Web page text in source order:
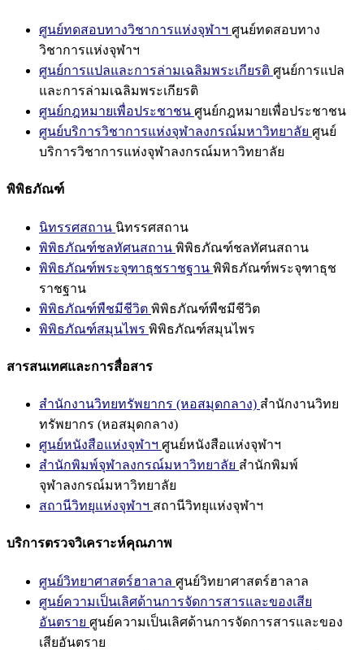
ศูนย์ทดสอบทางวิชาการแห่งจุฬาฯ ศูนย์ทดสอบทาง
วิชาการแห่งจุฬาฯ
ศูนย์การแปลและการล่ามเฉลิมพระเกียรติ ศูนย์การแปล
และการล่ามเฉลิมพระเกียรติ
ศูนย์กฎหมายเพื่อประชาชน ศูนย์กฎหมายเพื่อประชาชน
ศูนย์บริการวิชาการแห่งจุฬาลงกรณ์มหาวิทยาลัย ศูนย์
บริการวิชาการแห่งจุฬาลงกรณ์มหาวิทยาลัย
พิพิธภัณฑ์
นิทรรศสถาน นิทรรศสถาน
พิพิธภัณฑ์ชลทัศนสถาน พิพิธภัณฑ์ชลทัศนสถาน
พิพิธภัณฑ์พระจุฑาธุชราชฐาน พิพิธภัณฑ์พระจุฑาธุช
ราชฐาน
พิพิธภัณฑ์พืชมีชีวิต พิพิธภัณฑ์พืชมีชีวิต
พิพิธภัณฑ์สมุนไพร พิพิธภัณฑ์สมุนไพร
สารสนเทศและการสื่อสาร
สำนักงานวิทยทรัพยากร (หอสมุดกลาง) สำนักงานวิทย
ทรัพยากร (หอสมุดกลาง)
ศูนย์หนังสือแห่งจุฬาฯ ศูนย์หนังสือแห่งจุฬาฯ
สำนักพิมพ์จุฬาลงกรณ์มหาวิทยาลัย สำนักพิมพ์
จุฬาลงกรณ์มหาวิทยาลัย
สถานีวิทยุแห่งจุฬาฯ สถานีวิทยุแห่งจุฬาฯ
บริการตรวจวิเคราะห์คุณภาพ
ศูนย์วิทยาศาสตร์ฮาลาล ศูนย์วิทยาศาสตร์ฮาลาล
ศูนย์ความเป็นเลิศด้านการจัดการสารและของเสีย
อันตราย ศูนย์ความเป็นเลิศด้านการจัดการสารและของ
เสียอันตราย